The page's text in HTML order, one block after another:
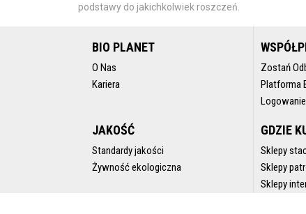
podstawy do jakichkolwiek roszczeń.
BIO PLANET
O Nas
Kariera
Zostań
Platforma
Logowanie
JAKOŚĆ
Standardy jakości
Żywność ekologiczna
GDZIE
Sklepy
Sklepy
Sklepy